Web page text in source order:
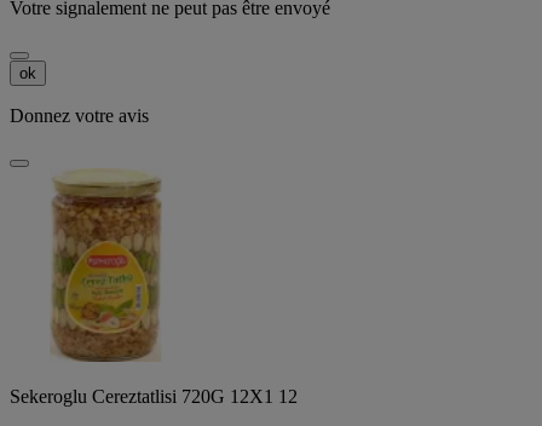
Votre signalement ne peut pas être envoyé
ok
Donnez votre avis
Sekeroglu Cereztatlisi 720G 12X1 12